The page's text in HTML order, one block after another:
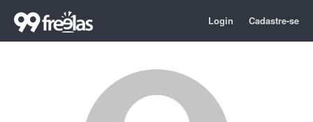
Login Cadastre-se